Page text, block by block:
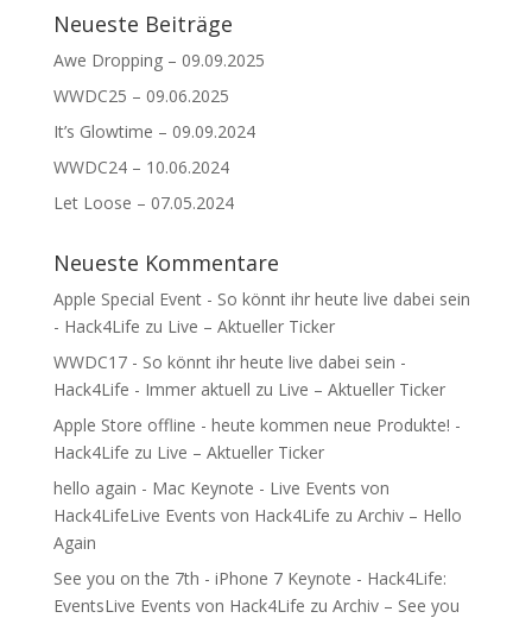
Neueste Beiträge
Awe Dropping – 09.09.2025
WWDC25 – 09.06.2025
It’s Glowtime – 09.09.2024
WWDC24 – 10.06.2024
Let Loose – 07.05.2024
Neueste Kommentare
Apple Special Event - So könnt ihr heute live dabei sein
- Hack4Life zu Live – Aktueller Ticker
WWDC17 - So könnt ihr heute live dabei sein -
Hack4Life - Immer aktuell zu Live – Aktueller Ticker
Apple Store offline - heute kommen neue Produkte! -
Hack4Life zu Live – Aktueller Ticker
hello again - Mac Keynote - Live Events von
Hack4LifeLive Events von Hack4Life zu Archiv – Hello
Again
See you on the 7th - iPhone 7 Keynote - Hack4Life:
EventsLive Events von Hack4Life zu Archiv – See you